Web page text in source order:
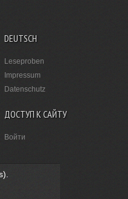
DEUTSCH
Leseproben
Impressum
Datenschutz
ДОСТУП К САЙТУ
Войти